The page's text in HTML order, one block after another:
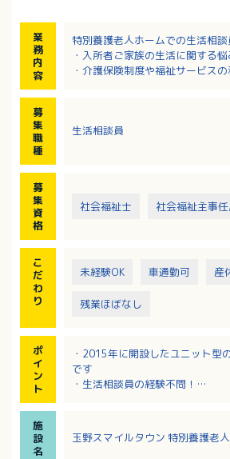
業
務
内
容
特別養護老人ホームでの生活相
・入所者ご家族の生活に関する
・介護保険制度や福祉サービス
・送迎業務など
募
集
職
種
生活相談員
募
集
資
格
社会福祉士 社会福祉主事
こ
だ
わ
り
未経験OK 車通勤可 産
残業ほぼなし
ポ
イ
ン
ト
・2015年に開設したユニット型
です
・生活相談員の経験不問！
施
設
名
玉野スマイルタウン 特別養護老